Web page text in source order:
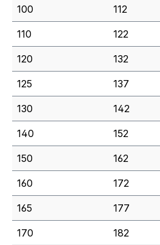
100 112
110 122
120 132
125 137
130 142
140 152
150 162
160 172
165 177
170 182